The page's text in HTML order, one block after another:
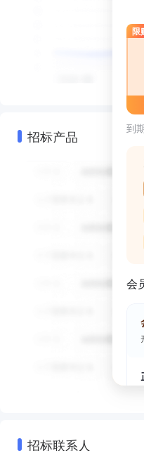
招标产品
限
到
会
招标联系人